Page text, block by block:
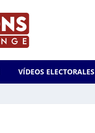
VÍDEOS ELECTORALES